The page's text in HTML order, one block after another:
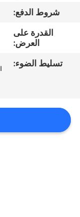
اطلب
PRIVACY
شروط الدفع:
القدرة على
العرض:
تسليط الضوء: